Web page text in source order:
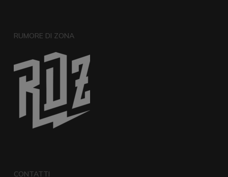
RUMORE DI ZONA
CONTATTI